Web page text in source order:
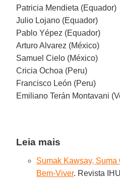
Patricia Mendieta (Equador)
Julio Lojano (Equador)
Pablo Yépez (Equador)
Arturo Alvarez (México)
Samuel Cielo (México)
Cricia Ochoa (Peru)
Francisco León (Peru)
Emiliano Terán Montavani
Leia mais
Sumak Kawsay, Suma
Bem-Viver. Revista